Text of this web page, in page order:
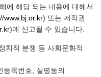
에 해당 되는 내용에 대해서
www.bj.or.kr) 또는 저작권
)에 신고될 수 있습니다.
치적 분쟁 등 사회문화적
등록번호, 실명등의